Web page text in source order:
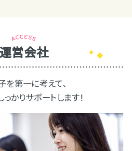
運営会社
を第一に考えて、
かりサポートします！